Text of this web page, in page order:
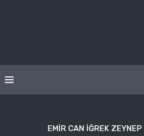
EMIR CAN IĞREK